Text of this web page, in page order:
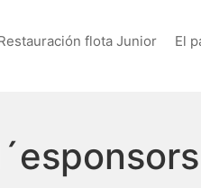
flota Junior El